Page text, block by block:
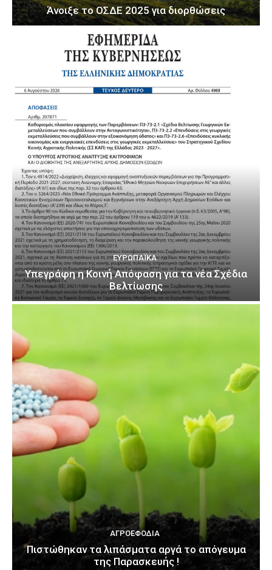
Άνοιξε το ΟΣΔΕ 2025 για διορθώσεις
ΕΥΡΩΠΑΪΚΆ
Υπεγράφη η Κοινή Απόφαση για τα νέα Σχέδια
Βελτίωσης
ΑΓΡΟΕΦΌΔΙΑ
Πιστώθηκαν τα λιπάσματα αργά το απόγευμα
της Παρασκευής !